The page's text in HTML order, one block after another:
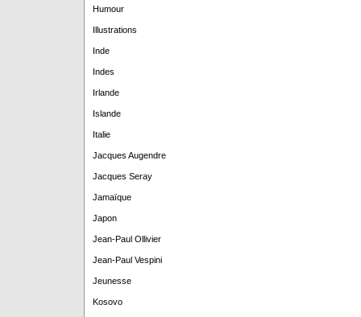
Humour
Illustrations
Inde
Indes
Irlande
Islande
Italie
Jacques Augendre
Jacques Seray
Jamaïque
Japon
Jean-Paul Ollivier
Jean-Paul Vespini
Jeunesse
Kosovo